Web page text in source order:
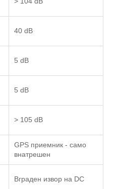
40 dB
5 dB
5 dB
> 105 dB
GPS приемник - само
внатрешен
Вграден извор на DC